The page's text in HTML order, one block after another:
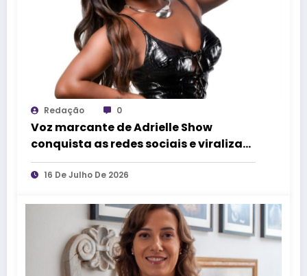
Redação 0
Voz marcante de Adrielle Show
conquista as redes sociais e viraliza
com interpretação de “Na Maldade”,
sucesso de Simone Moreno
16 De Julho De 2026